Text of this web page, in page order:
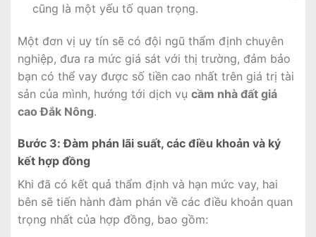
cũng là một yếu tố quan trọng.
Một đơn vị uy tín sẽ có đội ngũ thẩm định chuyên
nghiệp, đưa ra mức giá sát với thị trường, đảm bảo
bạn có thể vay được số tiền cao nhất trên giá trị tài
sản của mình, hướng tới dịch vụ cầm nhà đất giá
cao Đắk Nông.
Bước 3: Đàm phán lãi suất, các điều khoản và ký
kết hợp đồng
Khi đã có kết quả thẩm định và hạn mức vay, hai
bên sẽ tiến hành đàm phán về các điều khoản quan
trọng nhất của hợp đồng, bao gồm: